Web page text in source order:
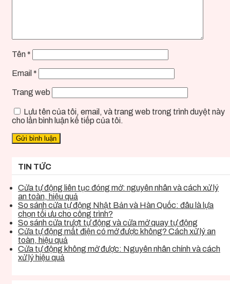
Tên *
Email *
Trang web
Lưu tên của tôi, email, và trang web trong trình duyệt này
cho lần bình luận kế tiếp của tôi.
TIN TỨC
Cửa tự động liên tục đóng mở: nguyên nhân và cách xử lý
an toàn, hiệu quả
So sánh cửa tự động Nhật Bản và Hàn Quốc: đâu là lựa
chọn tối ưu cho công trình?
So sánh cửa trượt tự động và cửa mở quay tự động
Cửa tự động mất điện có mở được không? Cách xử lý an
toàn, hiệu quả
Cửa tự động không mở được: Nguyên nhân chính và cách
xử lý hiệu quả